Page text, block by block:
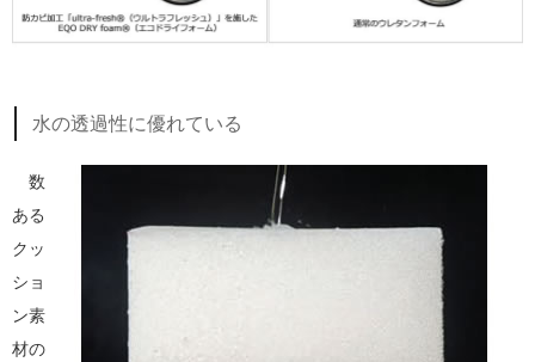
水の透過性に優れている
数
ある
クッ
ショ
ン素
材の